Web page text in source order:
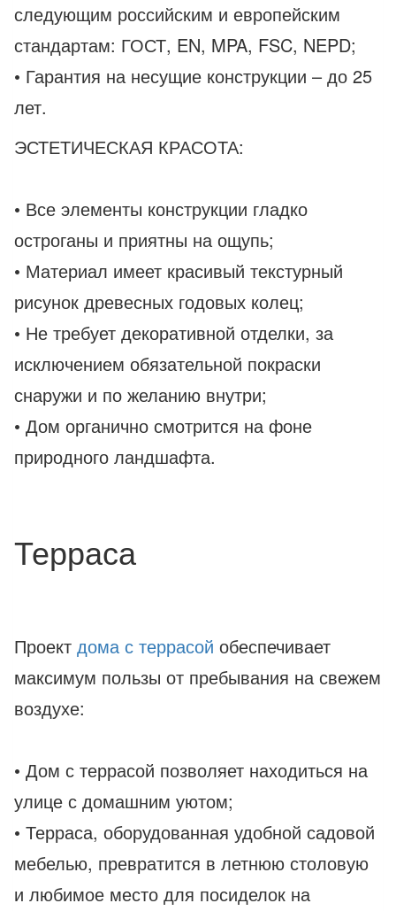
следующим российским и европейским
стандартам: ГОСТ, EN, MPA, FSC, NEPD;
• Гарантия на несущие конструкции – до 25
лет.
ЭСТЕТИЧЕСКАЯ КРАСОТА:
• Все элементы конструкции гладко
остроганы и приятны на ощупь;
• Материал имеет красивый текстурный
рисунок древесных годовых колец;
• Не требует декоративной отделки, за
исключением обязательной покраски
снаружи и по желанию внутри;
• Дом органично смотрится на фоне
природного ландшафта.
Терраса
Проект дома с террасой обеспечивает
максимум пользы от пребывания на свежем
воздухе:
• Дом с террасой позволяет находиться на
улице с домашним уютом;
• Терраса, оборудованная удобной садовой
мебелью, превратится в летнюю столовую
и любимое место для посиделок на